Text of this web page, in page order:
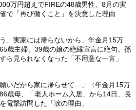
万円超えでFIREの48歳男性、8月の実
で「再び働くこと」を決意した理由
う、実家には帰らないから」年金月15万
歳主婦、39歳の娘の絶縁宣言に絶句。孫
ら見られなくなった「不用意な一言」
願いだから家に帰らせて…」〈年金月15万
歳母、「老人ホーム入居」から14日、長
電撃訪問した「涙の理由」